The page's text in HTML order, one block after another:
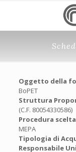
Oggetto della
BoPET
Struttura
(C.F. 80054330586)
Procedura
MEPA
Tipologia di
Responsabile